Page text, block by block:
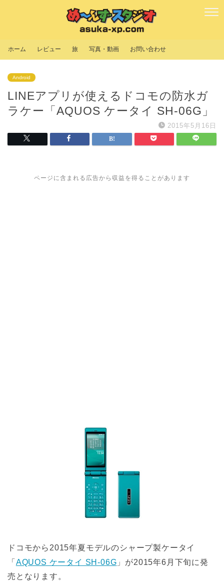
ホーム レビュー 旅 写真・動画 お問い合わせ
Android
LINEアプリが使えるドコモの防水ガ
ラケー「AQUOS ケータイ SH-06G」
2015年5月16日
ページに含まれる広告から収益を得ることがあります
ドコモから2015年夏モデルのシャープ製ケータイ
「 AQUOS ケータイ SH-06G 」が2015年6月下旬に発
売となります。